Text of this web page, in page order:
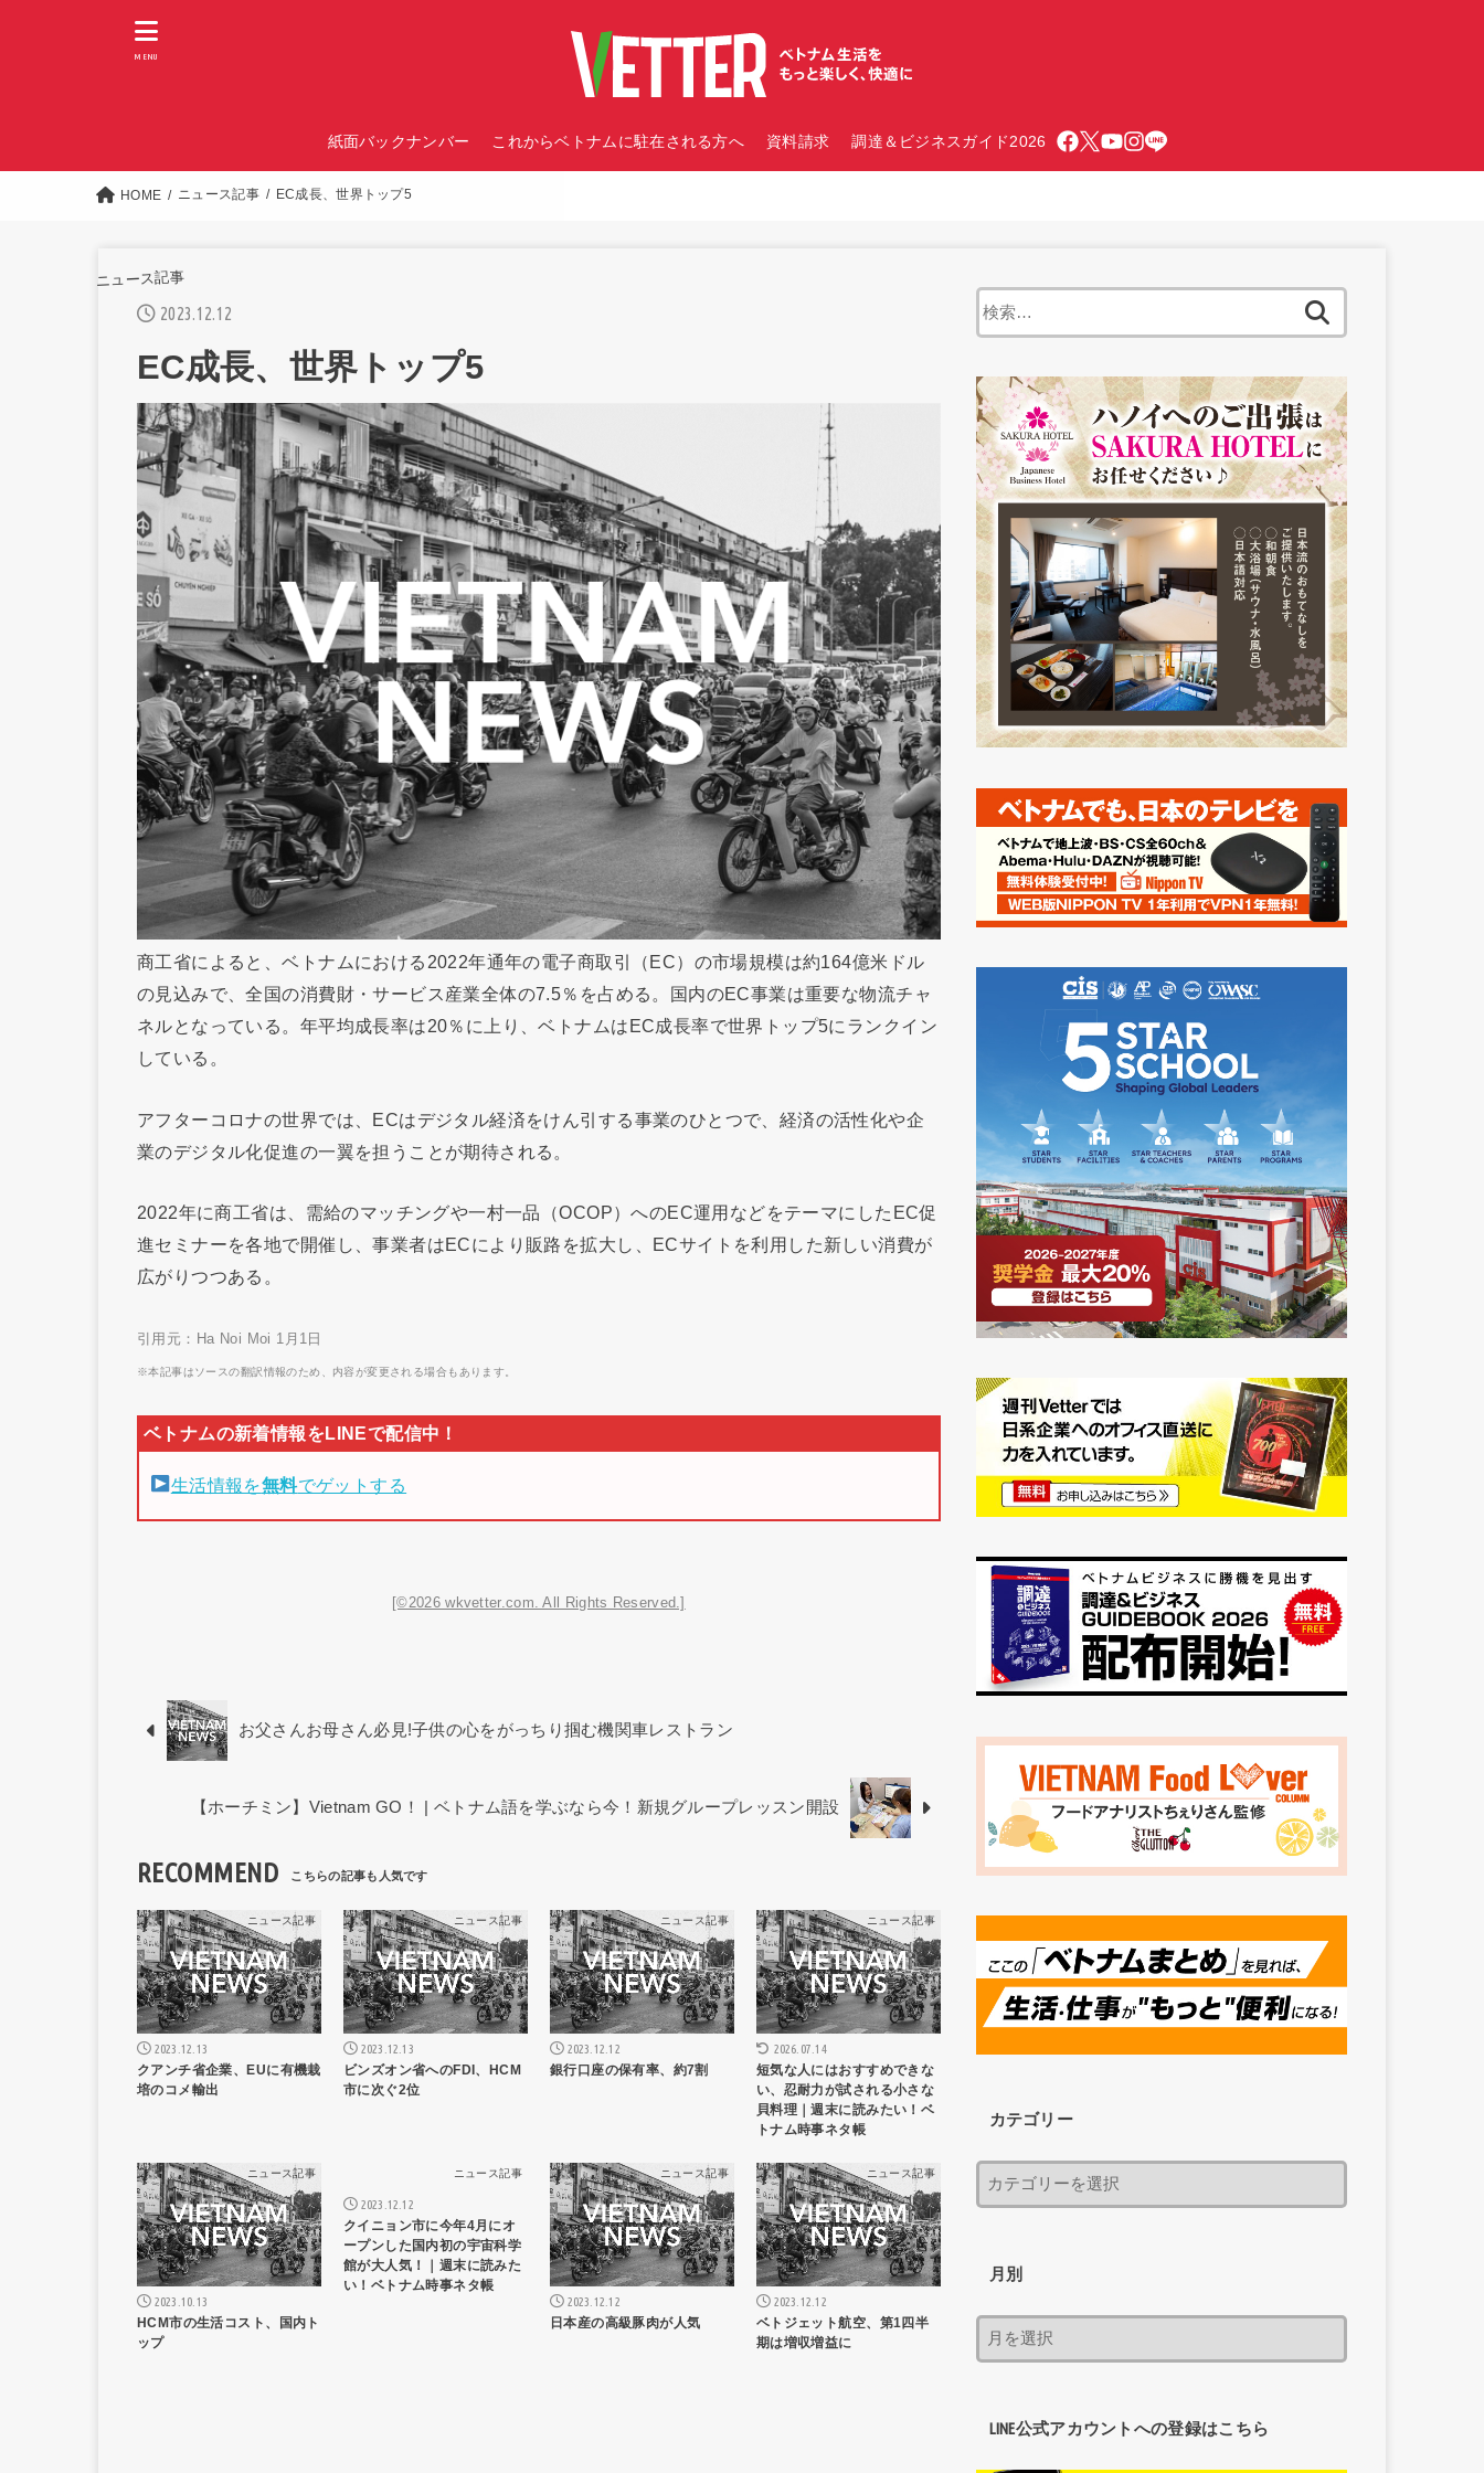
紙面バックナンバー これからベトナムに駐在される方へ 資料請求 調達＆ビジネスガイド2026
MENU
HOME ニュース記事 EC成長、世界トップ5
ニュース記事
2023.12.12
EC成長、世界トップ5
商工省によると、ベトナムにおける2022年通年の電子商取引（EC）の市場規模は約164億米ドル
の見込みで、全国の消費財・サービス産業全体の7.5％を占める。国内のEC事業は重要な物流チャ
ネルとなっている。年平均成長率は20％に上り、ベトナムはEC成長率で世界トップ5にランクイン
している。
アフターコロナの世界では、ECはデジタル経済をけん引する事業のひとつで、経済の活性化や企
業のデジタル化促進の一翼を担うことが期待される。
2022年に商工省は、需給のマッチングや一村一品（OCOP）へのEC運用などをテーマにしたEC促
進セミナーを各地で開催し、事業者はECにより販路を拡大し、ECサイトを利用した新しい消費が
広がりつつある。
引用元：Ha Noi Moi 1月1日
※本記事はソースの翻訳情報のため、内容が変更される場合もあります。
生活情報を無料でゲットする
[©2026 wkvetter.com. All Rights Reserved.]
お父さんお母さん必見!子供の心をがっちり掴む機関車レストラン
【ホーチミン】Vietnam GO！ | ベトナム語を学ぶなら今！新規グループレッスン開設
RECOMMEND
ニュース記事
2023.12.13
クアンチ省企業、EUに有機栽
培のコメ輸出
ニュース記事
2023.12.13
ビンズオン省へのFDI、HCM
市に次ぐ2位
ニュース記事
2023.12.12
銀行口座の保有率、約7割
ニュース記事
2026.07.14
短気な人にはおすすめできな
い、忍耐力が試される小さな
貝料理｜週末に読みたい！ベ
トナム時事ネタ帳
ニュース記事
2023.10.13
HCM市の生活コスト、国内ト
ップ
ニュース記事
2023.12.12
クイニョン市に今年4月にオ
ープンした国内初の宇宙科学
館が大人気！｜週末に読みた
い！ベトナム時事ネタ帳
ニュース記事
2023.12.12
日本産の高級豚肉が人気
ニュース記事
2023.12.12
ベトジェット航空、第1四半
期は増収増益に
カテゴリー
月別
LINE公式アカウントへの登録はこちら